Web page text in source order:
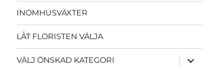
INOMHUSVÄXTER
LÅT FLORISTEN VÄLJA
VÄLJ ÖNSKAD KATEGORI